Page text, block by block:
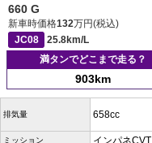
660 G
新車時価格132万円(税込)
JC08
25.8km/L
満タンでどこまで走る？
903km
排気量 658cc
ミッション